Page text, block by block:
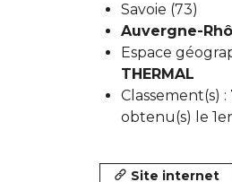
Savoie (73)
Auvergne-
Espace
THERMAL
Classement(s) :
obtenu(s) le
Site internet